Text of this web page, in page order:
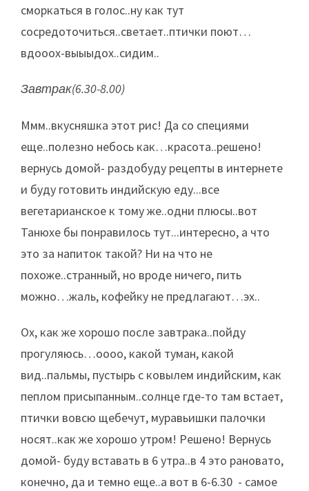
сморкаться в голос..ну как тут
сосредоточиться..светает..птички поют…
вдооох-выыыдох..сидим..
Завтрак(6.30-8.00)
Ммм..вкусняшка этот рис! Да со специями
еще..полезно небось как…красота..решено!
вернусь домой- раздобуду рецепты в интернете
и буду готовить индийскую еду...все
вегетарианское к тому же..одни плюсы..вот
Танюхе бы понравилось тут...интересно, а что
это за напиток такой? Ни на что не
похоже..странный, но вроде ничего, пить
можно…жаль, кофейку не предлагают…эх..
Ох, как же хорошо после завтрака..пойду
прогуляюсь…оооо, какой туман, какой
вид..пальмы, пустырь с ковылем индийским, как
пеплом присыпанным..солнце где-то там встает,
птички вовсю щебечут, муравьишки палочки
носят..как же хорошо утром! Решено! Вернусь
домой- буду вставать в 6 утра..в 4 это рановато,
конечно, да и темно еще..а вот в 6-6.30 - самое